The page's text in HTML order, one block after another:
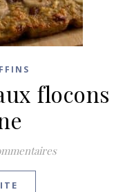
flocons